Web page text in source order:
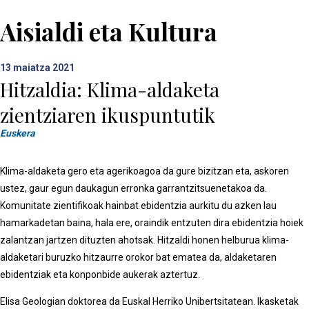
Aisialdi eta Kultura
13 maiatza 2021
Hitzaldia: Klima-aldaketa
zientziaren ikuspuntutik
Euskera
Klima-aldaketa gero eta agerikoagoa da gure bizitzan eta, askoren
ustez, gaur egun daukagun erronka garrantzitsuenetakoa da.
Komunitate zientifikoak hainbat ebidentzia aurkitu du azken lau
hamarkadetan baina, hala ere, oraindik entzuten dira ebidentzia hoiek
zalantzan jartzen dituzten ahotsak. Hitzaldi honen helburua klima-
aldaketari buruzko hitzaurre orokor bat ematea da, aldaketaren
ebidentziak eta konponbide aukerak aztertuz.
Elisa Geologian doktorea da Euskal Herriko Unibertsitatean. Ikasketak